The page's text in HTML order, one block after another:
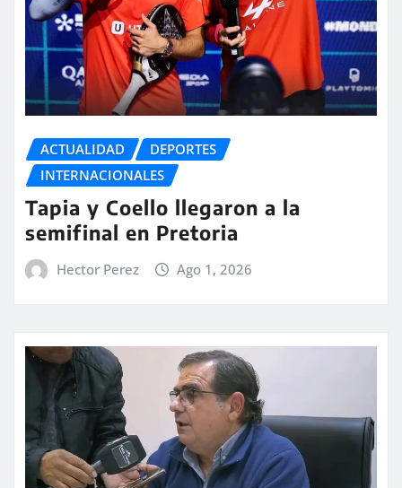
ACTUALIDAD
DEPORTES
INTERNACIONALES
Tapia y Coello llegaron a la
semifinal en Pretoria
Hector Perez Ago 1, 2026